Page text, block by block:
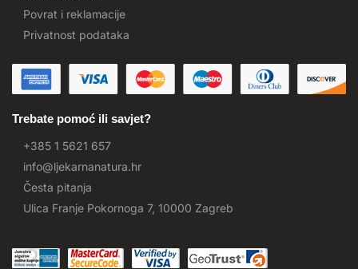
Povrat i reklamacije
Privatnost podataka
Trebate pomoć ili savjet?
+385 1 5621 657
info@ljekarnanatura.hr
Česta pitanja
Ulica Franje Pokornoga 7, 10000 Zagreb